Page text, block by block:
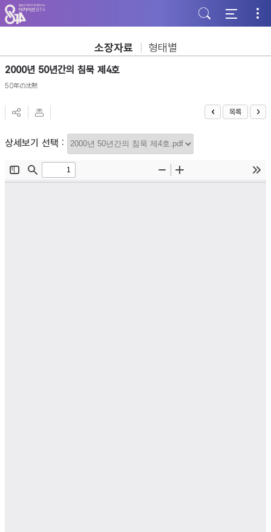
주
메
뉴
가
기
본
문
바
기
하
단
바
기
소장자료 형태별
2000년 50년간의 침묵 제4호
50年の沈黙
목록
상세보기 선택 :